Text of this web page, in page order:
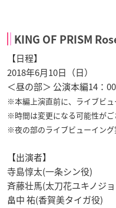
KING OF PRISM
【日程】
2018年6月10日（日）
＜昼の部＞ 公演本編14：
※本編上演直前に、ライブビ
※時間は変更になる可能性がご
※夜の部のライブビューイング
【出演者】
寺島惇太(一条シン役)
斉藤壮馬(太刀花ユキノジ
畠中 祐(香賀美タイガ役)